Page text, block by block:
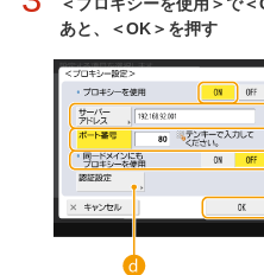
あと、＜OK＞を押す